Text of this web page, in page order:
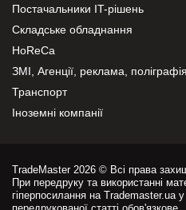
Постачальники IT-рішень
Складське обладнання
HoReCa
ЗМІ, Агенції, реклама, поліграфія
Транспорт
Іноземні компанії
TradeMaster 2026 © Всі права
При передруку та використанні
гіперпосилання на Trademaster.ua